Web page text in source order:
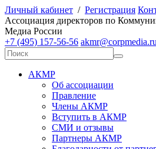
Личный кабинет / Регистрация
Ассоциация директоров по К
Медиа России
+7 (495) 157-56-56 akmr@corpmedia.ru
АКМР
Об ассоциации
Правление
Члены АКМР
Вступить в АКМР
СМИ и отзывы
Партнеры АКМР